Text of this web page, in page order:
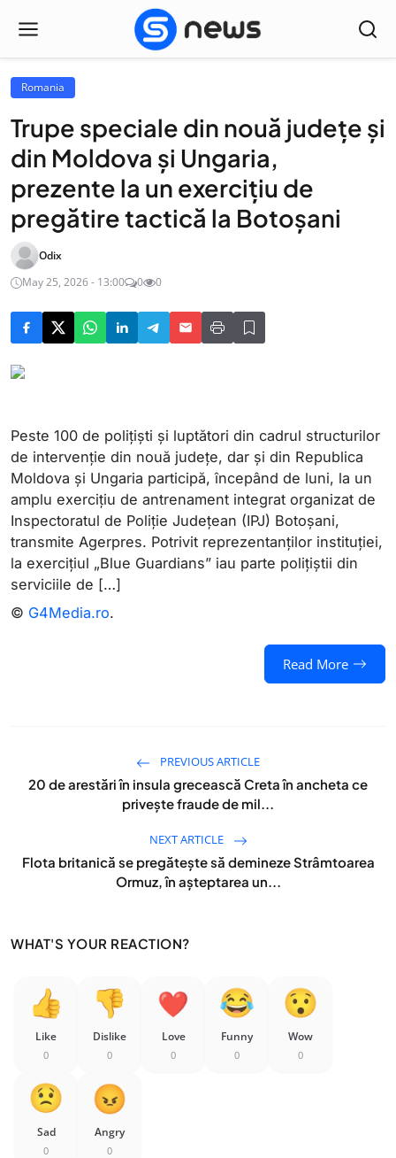
Romania
Trupe speciale din nouă judeţe şi
din Moldova şi Ungaria,
prezente la un exerciţiu de
pregătire tactică la Botoșani
Odix
May 25, 2026 - 13:00
0 0
Peste 100 de poliţişti şi luptători din cadrul structurilor
de intervenţie din nouă judeţe, dar şi din Republica
Moldova şi Ungaria participă, începând de luni, la un
amplu exerciţiu de antrenament integrat organizat de
Inspectoratul de Poliţie Judeţean (IPJ) Botoşani,
transmite Agerpres. Potrivit reprezentanţilor instituţiei,
la exerciţiul „Blue Guardians” iau parte poliţiştii din
serviciile de […]
© G4Media.ro.
Read More
PREVIOUS ARTICLE
20 de arestări în insula grecească Creta în ancheta ce
privește fraude de mil...
NEXT ARTICLE
Flota britanică se pregătește să demineze Strâmtoarea
Ormuz, în așteptarea un...
WHAT'S YOUR REACTION?
Like
0
Dislike
0
Love
0
Funny
0
Wow
0
Sad
0
Angry
0